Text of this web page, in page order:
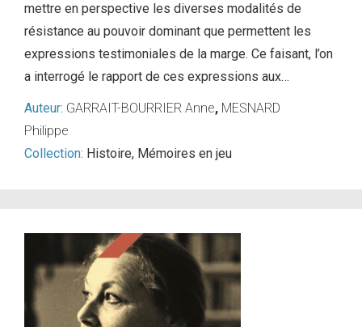
mettre en perspective les diverses modalités de
résistance au pouvoir dominant que permettent les
expressions testimoniales de la marge. Ce faisant, l’on
a interrogé le rapport de ces expressions aux…
Auteur: GARRAIT-BOURRIER Anne, MESNARD
Philippe
Collection: Histoire, Mémoires en jeu